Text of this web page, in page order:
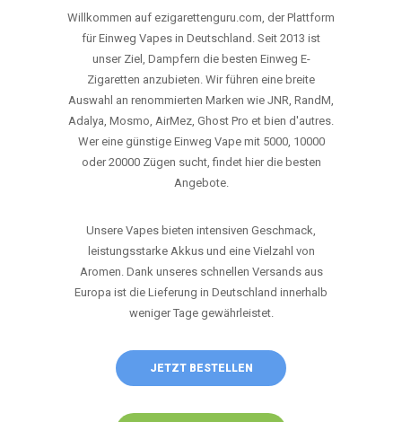
Willkommen auf ezigarettenguru.com, der Plattform
für Einweg Vapes in Deutschland. Seit 2013 ist
unser Ziel, Dampfern die besten Einweg E-
Zigaretten anzubieten. Wir führen eine breite
Auswahl an renommierten Marken wie JNR, RandM,
Adalya, Mosmo, AirMez, Ghost Pro et bien d'autres.
Wer eine günstige Einweg Vape mit 5000, 10000
oder 20000 Zügen sucht, findet hier die besten
Angebote.
Unsere Vapes bieten intensiven Geschmack,
leistungsstarke Akkus und eine Vielzahl von
Aromen. Dank unseres schnellen Versands aus
Europa ist die Lieferung in Deutschland innerhalb
weniger Tage gewährleistet.
JETZT BESTELLEN